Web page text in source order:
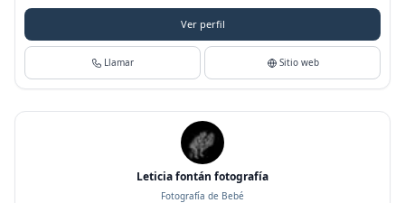
Ver perfil
Llamar Sitio web
Leticia fontán fotografía
Fotografía de Bebé